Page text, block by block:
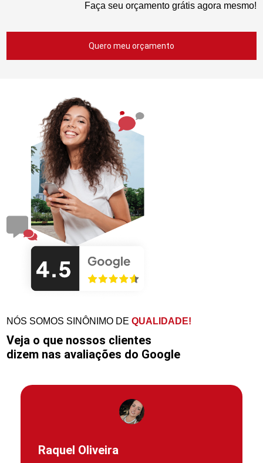
Faça seu orçamento grátis agora mesmo!
Quero meu orçamento
NÓS SOMOS SINÔNIMO DEQUALIDADE!
Veja o que nossos clientes
dizem nas avaliações do Google
Raquel Oliveira